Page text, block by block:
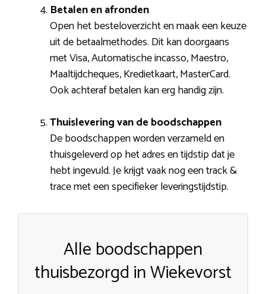
Betalen en afronden
Open het besteloverzicht en maak een keuze
uit de betaalmethodes. Dit kan doorgaans
met Visa, Automatische incasso, Maestro,
Maaltijdcheques, Kredietkaart, MasterCard.
Ook achteraf betalen kan erg handig zijn.
Thuislevering van de boodschappen
De boodschappen worden verzameld en
thuisgeleverd op het adres en tijdstip dat je
hebt ingevuld. Je krijgt vaak nog een track &
trace met een specifieker leveringstijdstip.
Alle boodschappen
thuisbezorgd in Wiekevorst